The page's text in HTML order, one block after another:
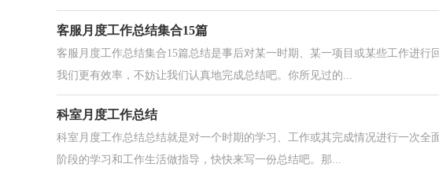
客服月度工作总结集合15篇
客服月度工作总结集合15篇总结是事后对某一时期、某一项目或某些工作进
我们更有效率，不妨让我们认真地完成总结吧。你所见过的...
科室月度工作总结
科室月度工作总结总结就是对一个时期的学习、工作或其完成情况进行一次全
阶段的学习和工作生活做指导，快快来写一份总结吧。那...